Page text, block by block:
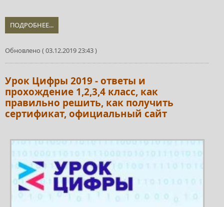
ПОДРОБНЕЕ...
Обновлено ( 03.12.2019 23:43 )
Урок Цифры 2019 - ответы и
прохождение 1,2,3,4 класс, как
правильно решить, как получить
сертификат, официальный сайт